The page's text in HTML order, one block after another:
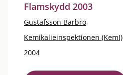
Flamskydd 2003
Gustafsson Barbro
Kemikalieinspektionen (KemI)
2004